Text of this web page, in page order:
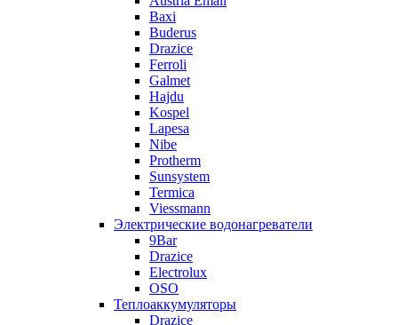
Baxi
Buderus
Drazice
Ferroli
Galmet
Hajdu
Kospel
Lapesa
Nibe
Protherm
Sunsystem
Termica
Viessmann
Электрические водонагреватели
9Bar
Drazice
Electrolux
OSO
Теплоаккумуляторы
Drazice